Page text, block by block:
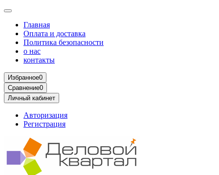
Главная
Оплата и доставка
Политика безопасности
о нас
контакты
Избранное0
Сравнение0
Личный кабинет
Авторизация
Регистрация